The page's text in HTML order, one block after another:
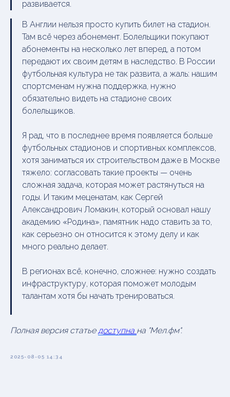
развивается.
В Англии нельзя просто купить билет на стадион.
Там всё через абонемент. Болельщики покупают
абонементы на несколько лет вперед, а потом
передают их своим детям в наследство. В России
футбольная культура не так развита, а жаль: нашим
спортсменам нужна поддержка, нужно
обязательно видеть на стадионе своих
болельщиков.
Я рад, что в последнее время появляется больше
футбольных стадионов и спортивных комплексов,
хотя заниматься их строительством даже в Москве
тяжело: согласовать такие проекты — очень
сложная задача, которая может растянуться на
годы. И таким меценатам, как Сергей
Александрович Ломакин, который основал нашу
академию «Родина», памятник надо ставить за то,
как серьезно он относится к этому делу и как
много реально делает.
В регионах всё, конечно, сложнее: нужно создать
инфраструктуру, которая поможет молодым
талантам хотя бы начать тренироваться.
Полная версия статьедоступна на "Мел.фм".
2025-08-05 14:34